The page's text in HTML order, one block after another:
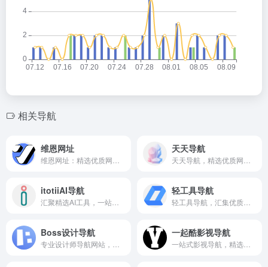
相关导航
维恩网址 天天导航
itotiiAI导航 轻工具导航
Boss设计导航 一起酷影视导航